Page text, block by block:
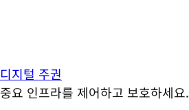
디지털 주권
중요 인프라를 제어하고 보호하세요.